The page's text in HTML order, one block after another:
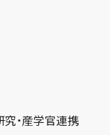
究・産学官連携